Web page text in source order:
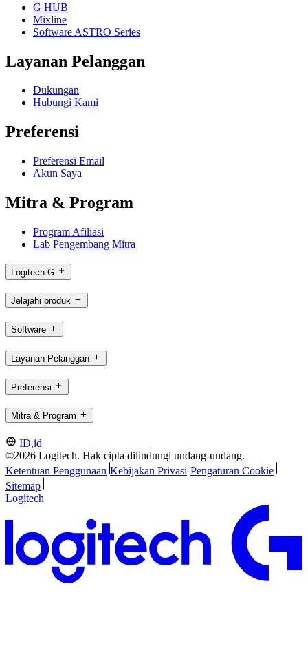
G HUB
Mixline
Software ASTRO Series
Layanan Pelanggan
Dukungan
Hubungi Kami
Preferensi
Preferensi Email
Akun Saya
Mitra & Program
Program Afiliasi
Lab Pengembang Mitra
Logitech G
Jelajahi produk
Software
Layanan Pelanggan
Preferensi
Mitra & Program
ID,id
©2026 Logitech. Hak cipta dilindungi undang-undang.
Ketentuan Penggunaan Kebijakan Privasi Pengaturan Cookie
Sitemap
Logitech